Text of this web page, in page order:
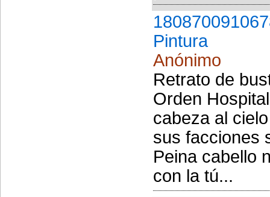
Pintura
Anónimo
Retrato de
Orden
cabeza al
sus facciones
Peina cabello
con la tú...